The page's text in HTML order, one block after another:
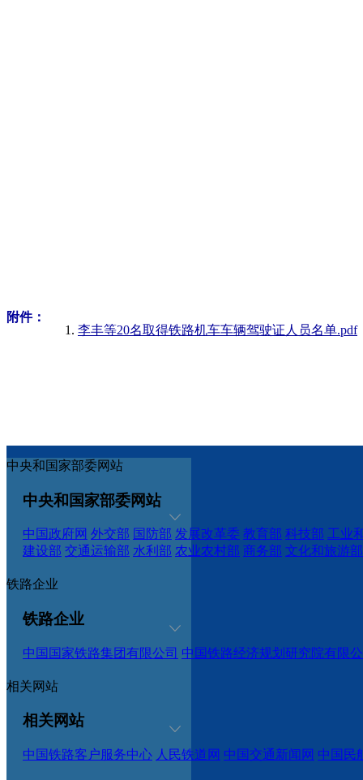
附件：
李丰等20名取得铁路机车车辆驾驶证人员名单.pdf
中央和国家部委网站
中央和国家部委网站
中国政府网 外交部 国防部 发展改革委 教育部 科技部 工业
建设部 交通运输部 水利部 农业农村部 商务部 文化和旅游部
铁路企业
铁路企业
中国国家铁路集团有限公司 中国铁路经济规划研究院有限
相关网站
相关网站
中国铁路客户服务中心 人民铁道网 中国交通新闻网 中国民